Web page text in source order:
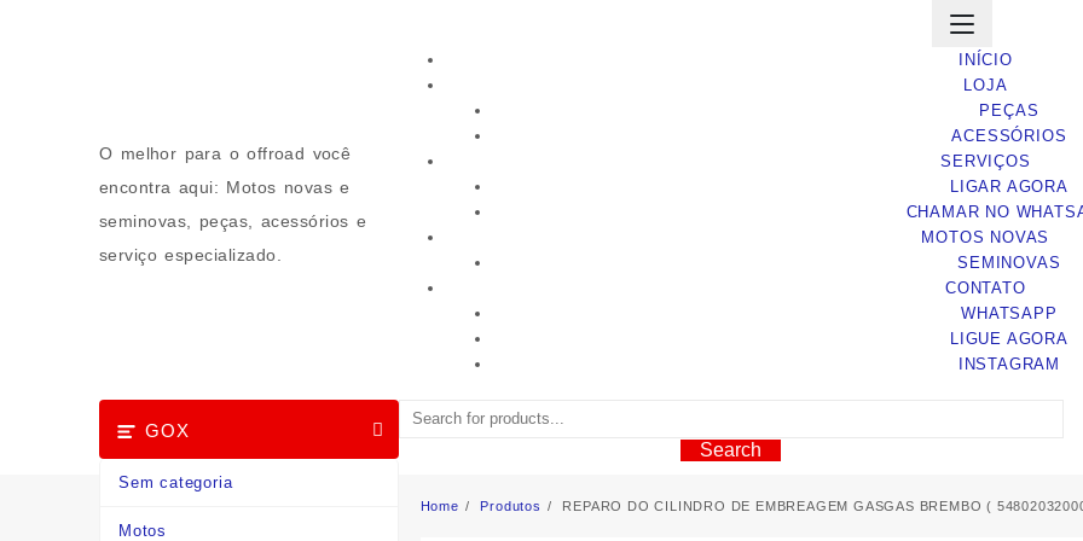
O melhor para o offroad você
encontra aqui: Motos novas e
seminovas, peças, acessórios e
serviço especializado.
INÍCIO
LOJA
PEÇAS
ACESSÓRIOS
SERVIÇOS
LIGAR AGORA
CHAMAR NO
MOTOS NOVAS
SEMINOVAS
CONTATO
WHATSAPP
LIGUE AGORA
INSTAGRAM
GOX
Sem categoria
Motos
Search
Home Produtos REPARO DO CILINDRO DE EMBREAGEM GASGAS BREMBO (